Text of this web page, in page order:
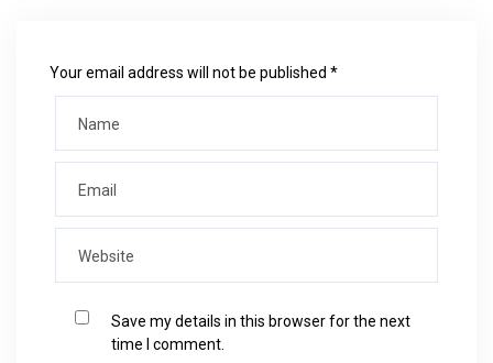
Your email address will not be published *
Save my details in this browser for the next
time I comment.